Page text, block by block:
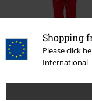
Shopping
Please click
International
Téměř vyprodáno Plus
Kč 2.039,00